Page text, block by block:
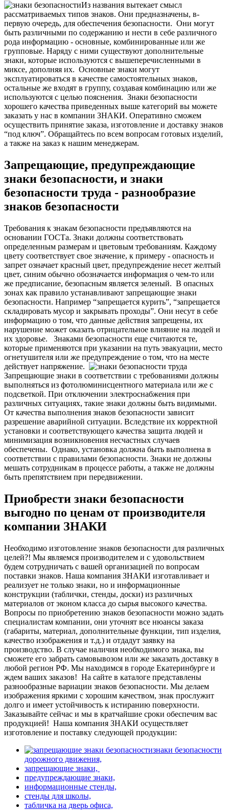
Из названия вытекает смысл
рассматриваемых типов знаков. Они предназначены, в-
первую очередь, для обеспечения безопасности. Они могут
быть различными по содержанию и нести в себе различного
рода информацию - основные, комбинированные или же
групповые. Наряду с ними существуют дополнительные
знаки, которые используются с вышеперечисленными в
миксе, дополняя их. Основные знаки могут
эксплуатироваться в качестве самостоятельных знаков,
остальные же входят в группу, создавая комбинацию или же
используются с целью пояснения. Знаки безопасности
хорошего качества приведенных выше категорий вы можете
заказать у нас в компании ЗНАКИ. Оперативно сможем
осуществить принятие заказа, изготовление и доставку знаков
“под ключ”. Обращайтесь по всем вопросам готовых изделий,
а также на заказ к нашим менеджерам.
Запрещающие, предупреждающие
знаки безопасности, и знаки
безопасности труда - разнообразие
знаков безопасности
Требования к знакам безопасности предъявляются на
основании ГОСТа. Знаки должны соответствовать
определенным размерам и цветовым требованиям. Каждому
цвету соответствует свое значение, к примеру - опасность и
запрет означает красный цвет, предупреждение несет желтый
цвет, синим обычно обозначается информация о чем-то или
же предписание, безопасным является зеленый. В опасных
зонах как правило устанавливают запрещающие знаки
безопасности. Например “запрещается курить”, “запрещается
складировать мусор и закрывать проходы”. Они несут в себе
информацию о том, что данные действия запрещены, их
нарушение может оказать отрицательное влияние на людей и
их здоровье.
Знаками безопасности еще считаются те,
которые применяются при указании на путь эвакуации, место
огнетушителя или же предупреждение о том, что на месте
действует напряжение.
Запрещающие знаки в соответствии с требованиями должны
выполняться из фотолюминисцентного материала или же с
подсветкой. При отключении электроснабжения при
различных ситуациях, такие знаки должны быть видимыми.
От качества выполнения знаков безопасности зависит
разрешение аварийной ситуации. Вследствие их корректной
установки и соответствующего качества защита людей и
минимизация возникновения несчастных случаев
обеспечены. Однако, установка должна быть выполнена в
соответствии с правилами безопасности. Знаки не должны
мешать сотрудникам в процессе работы, а также не должны
быть препятствием при передвижении.
Приобрести знаки безопасности
выгодно по ценам от производителя
компании ЗНАКИ
Необходимо изготовление знаков безопасности для различных
целей?! Мы являемся производителем и с удовольствием
будем сотрудничать с вашей организацией по вопросам
поставки знаков. Наша компания ЗНАКИ изготавливает и
реализует не только знаки, но и информационные
конструкции (таблички, стенды, доски) из различных
материалов от эконом класса до сырья высокого качества.
Вопросы по приобретению знаков безопасности можно задать
специалистам компании, они уточнят все нюансы заказа
(габариты, материал, дополнительные функции, тип изделия,
качество изображения и т.д.) и отдадут заявку на
производство. В случае наличия необходимого знака, вы
сможете его забрать самовывозом или же заказать доставку в
любой регион РФ. Мы находимся в городе Екатеринбурге и
ждем ваших заказов! На сайте в каталоге представлены
разнообразные вариации знаков безопасности. Мы делаем
изображения яркими с хорошим качеством, знак прослужит
долго и имеет устойчивость к истиранию поверхности.
Заказывайте сейчас и мы в кратчайшие сроки обеспечим вас
продукцией! Наша компания ЗНАКИ осуществляет
изготовление и поставку следующей продукции:
знаки безопасности
дорожного движения,
запрещающие знаки,
предупреждающие знаки,
информационные стенды,
стенды для школы,
табличка на дверь офиса,